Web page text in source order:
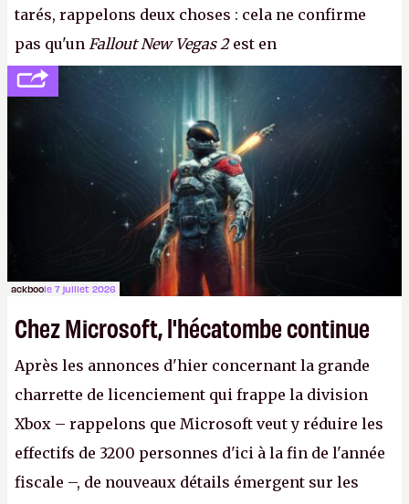
tarés, rappelons deux choses : cela ne confirme
pas qu'un Fallout New Vegas 2est en
développement (pour ce que l'on sait, ils bossent
peut-être sur
Fallout Football ou
Fallout vs. Les
Lapins Crétins) et l'Obsidian d'aujourd'hui n'est plus
le même studio qu'il y a 15 ans. Mais bon, OK, on
peut commencer à fantasmer.A.
ackboole 7 juillet 2026
Chez Microsoft, l'hécatombe continue
Après les annonces d'hier concernant la grande
charrette de licenciement qui frappe la division
Xbox – rappelons que Microsoft veut y réduire les
effectifs de 3200 personnes d'ici à la fin de l'année
fiscale –, de nouveaux détails émergent sur les